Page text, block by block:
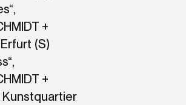
+
(S)
+
Kunstquartier